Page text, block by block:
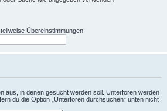
Übereinstimmungen.
aus, in denen gesucht werden soll. Unterforen werden
du die Option „Unterforen durchsuchen“ unten nicht